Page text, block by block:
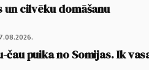
un cilvēku domāšanu
čau puika no Somijas. Ik